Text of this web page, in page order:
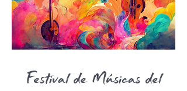
Festival de Músicas del